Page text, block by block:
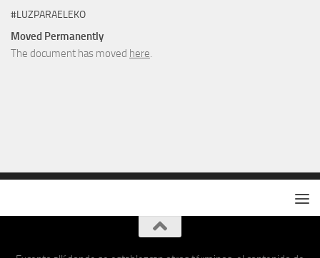
#LUZPARAELEKO
Moved Permanently
The document has moved here.